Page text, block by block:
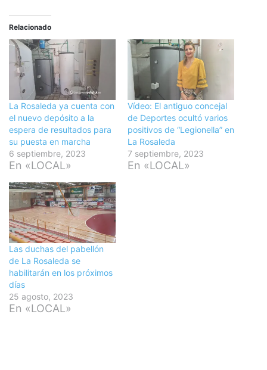
Relacionado
La Rosaleda ya cuenta con
el nuevo depósito a la
espera de resultados para
su puesta en marcha
6 septiembre, 2023
En «LOCAL»
Vídeo: El antiguo concejal
de Deportes ocultó varios
positivos de “Legionella” en
La Rosaleda
7 septiembre, 2023
En «LOCAL»
Las duchas del pabellón
de La Rosaleda se
habilitarán en los próximos
días
25 agosto, 2023
En «LOCAL»